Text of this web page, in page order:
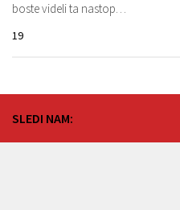
boste videli ta nastop…
19
SLEDI NAM: